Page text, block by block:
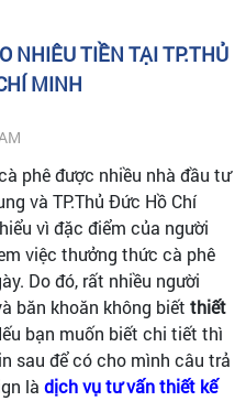
NHIÊU TIỀN TẠI TP.THỦ
MINH
phê được nhiều nhà đầu tư
và TP.Thủ Đức Hồ Chí
vì đặc điểm của người
việc thưởng thức cà phê
Do đó, rất nhiều người
băn khoăn không biết thiết
bạn muốn biết chi tiết thì
sau để có cho mình câu trả
là dịch vụ tư vấn thiết kế